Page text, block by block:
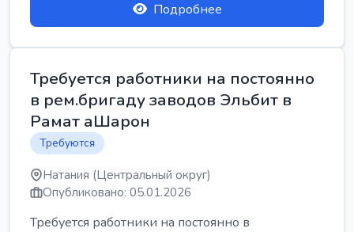
Подробнее
Требуется работники на постоянно
в рем.бригаду заводов Эльбит в
Рамат аШарон
Требуются
Натания (Центральный округ)
Опубликовано: 05.01.2026
Требуется работники на постоянно в